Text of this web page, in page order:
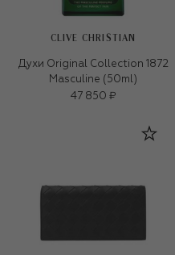
CLIVE CHRISTIAN
Духи Original Collection 1872
Masculine (50ml)
47 850 ₽